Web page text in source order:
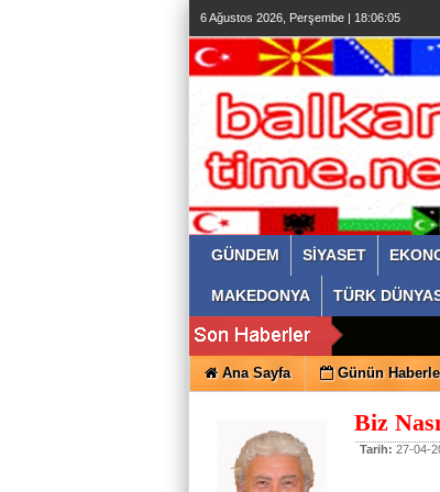
6 Ağustos 2026, Perşembe | 18:06:06
GÜNDEM SİYASET
MAKEDONYA TÜRK
Ana Sayfa Günün
Biz
Tarih: 27-04-